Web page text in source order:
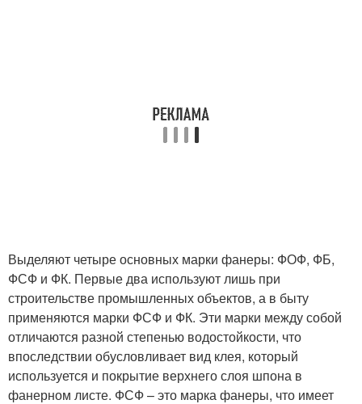
Выделяют четыре основных марки фанеры: ФОФ, ФБ,
ФСФ и ФК. Первые два используют лишь при
строительстве промышленных объектов, а в быту
применяются марки ФСФ и ФК. Эти марки между собой
отличаются разной степенью водостойкости, что
впоследствии обусловливает вид клея, который
используется и покрытие верхнего слоя шпона в
фанерном листе. ФСФ – это марка фанеры, что имеет